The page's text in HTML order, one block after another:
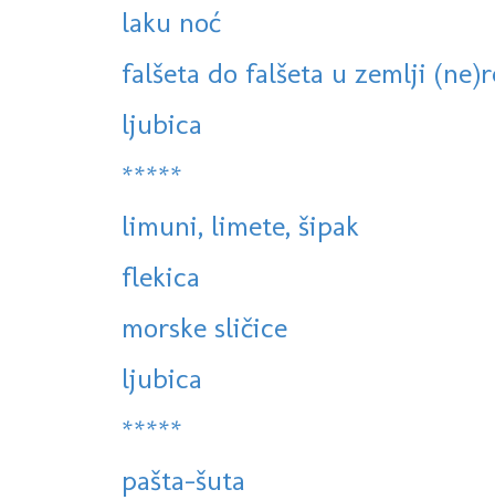
laku noć
falšeta do falšeta u zemlji
ljubica
*****
limuni, limete, šipak
flekica
morske sličice
ljubica
*****
pašta-šuta